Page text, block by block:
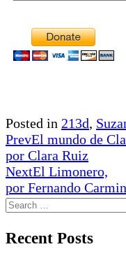
Posted in 213d,
PrevEl mundo de
por Clara Ruiz
NextEl Limonero,
por Fernando
Recent Posts